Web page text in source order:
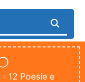
» 12 Poesie e